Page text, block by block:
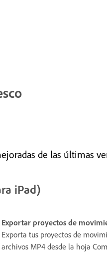
de las últimas
iPad)
Exportar proyectos de
Exporta tus proyectos de
archivos MP4 desde la hoja